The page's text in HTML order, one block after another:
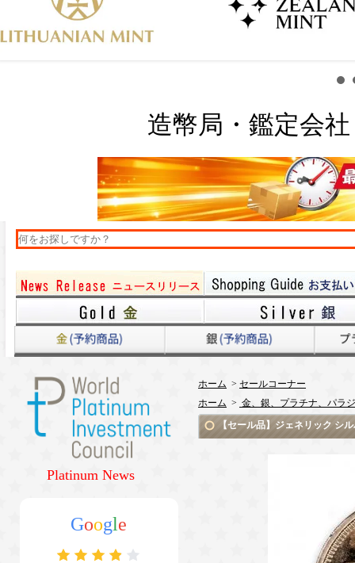
造幣局・鑑定会
Platinum News
Google
ホーム > セールコーナー
ホーム > 金、銀、プラチナ、パラ
【セール品】ジェネリック シ